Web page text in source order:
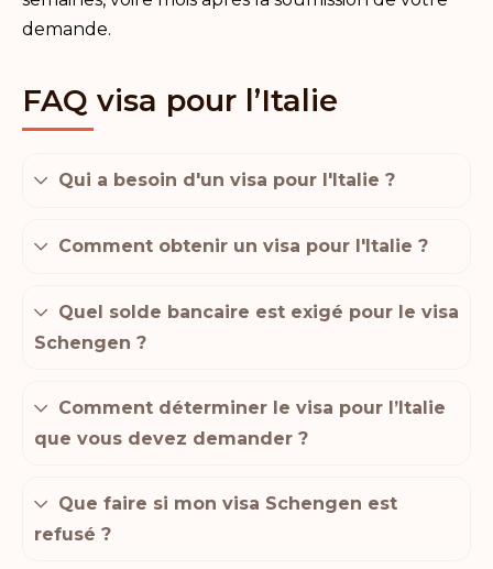
demande.
FAQ visa pour l’Italie
Qui a besoin d'un visa pour l'Italie ?
Comment obtenir un visa pour l'Italie ?
Quel solde bancaire est exigé pour le visa
Schengen ?
Comment déterminer le visa pour l’Italie
que vous devez demander ?
Que faire si mon visa Schengen est
refusé ?